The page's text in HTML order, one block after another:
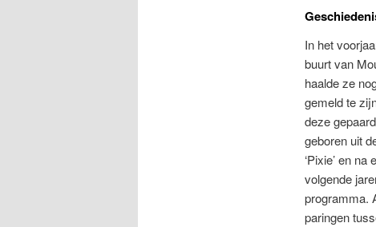
In het
buurt van
haalde ze
gemeld te
deze
geboren uit
‘Pixie’ en
volgende
programma.
paringen